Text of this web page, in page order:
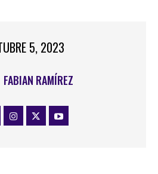
5, 2023
FABIAN RAMÍREZ